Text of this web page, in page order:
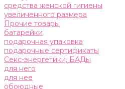
средства женской гигиены
увеличенного размера
Прочие товары
батарейки
подарочная упаковка
подарочные сертификаты
Секс-энергетики, БАДы
для него
для нее
обоюдные